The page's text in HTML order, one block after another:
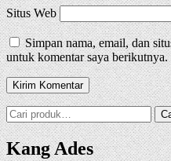
Situs Web
Simpan nama, email, dan
untuk komentar saya berikutnya.
Pencarian
untuk:
Kang Ades